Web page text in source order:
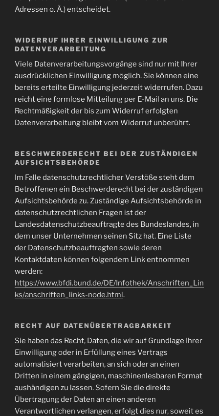
Adressen o. Ä.) entscheidet.
WIDERRUF IHRER EINWILLIGUNG ZUR
DATENVERARBEITUNG
Viele Datenverarbeitungsvorgänge sind nur mit Ihrer
ausdrücklichen Einwilligung möglich. Sie können eine
bereits erteilte Einwilligung jederzeit widerrufen. Dazu
reicht eine formlose Mitteilung per E-Mail an uns. Die
Rechtmäßigkeit der bis zum Widerruf erfolgten
Datenverarbeitung bleibt vom Widerruf unberührt.
BESCHWERDERECHT BEI DER ZUSTÄNDIGEN
AUFSICHTSBEHÖRDE
Im Falle datenschutzrechtlicher Verstöße steht dem
Betroffenen ein Beschwerderecht bei der zuständigen
Aufsichtsbehörde zu. Zuständige Aufsichtsbehörde in
datenschutzrechtlichen Fragen ist der
Landesdatenschutzbeauftragte des Bundeslandes, in
dem unser Unternehmen seinen Sitz hat. Eine Liste
der Datenschutzbeauftragten sowie deren
Kontaktdaten können folgendem Link entnommen
werden:
https://www.bfdi.bund.de/DE/Infothek/Anschriften_Lin
ks/anschriften_links-node.html.
RECHT AUF DATENÜBERTRAGBARKEIT
Sie haben das Recht, Daten, die wir auf Grundlage Ihrer
Einwilligung oder in Erfüllung eines Vertrags
automatisiert verarbeiten, an sich oder an einen
Dritten in einem gängigen, maschinenlesbaren Format
aushändigen zu lassen. Sofern Sie die direkte
Übertragung der Daten an einen anderen
Verantwortlichen verlangen, erfolgt dies nur, soweit es